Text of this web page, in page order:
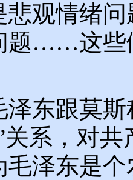
悲观情绪
题……这些
泽东跟莫
关系，对
毛泽东是